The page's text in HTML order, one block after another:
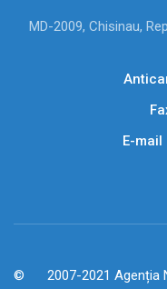
MD-2009, Chisinau,
E-mail
2007-2021 Agenția